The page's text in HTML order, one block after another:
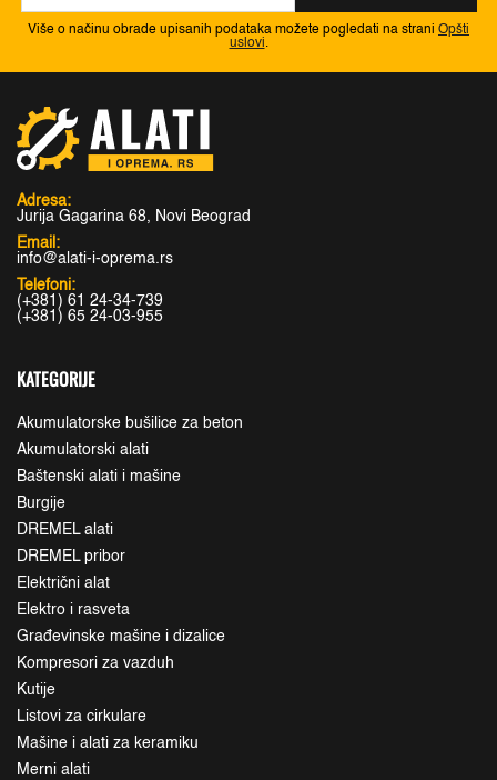
Više o načinu obrade upisanih podataka možete pogledati na strani Opšti
uslovi .
Adresa:
Jurija Gagarina 68, Novi Beograd
Email:
info@alati-i-oprema.rs
Telefoni:
(+381) 61 24-34-739
(+381) 65 24-03-955
KATEGORIJE
Akumulatorske bušilice za beton
Akumulatorski alati
Baštenski alati i mašine
Burgije
DREMEL alati
DREMEL pribor
Električni alat
Elektro i rasveta
Građevinske mašine i dizalice
Kompresori za vazduh
Kutije
Listovi za cirkulare
Mašine i alati za keramiku
Merni alati